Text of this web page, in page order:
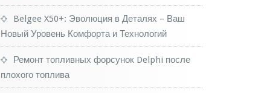
Belgee X50+: Эволюция в Деталях – Ваш
Новый Уровень Комфорта и Технологий
Ремонт топливных форсунок Delphi после
плохого топлива